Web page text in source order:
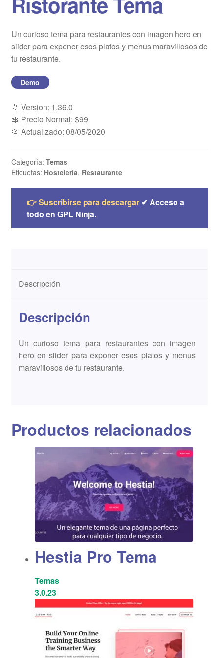
Blog
Mi cuenta
Un curioso tema para restaurantes con imagen hero en
slider para exponer esos platos y menus maravillosos de
tu restaurante.
Demo
📁 Version: 1.36.0
💲 Precio Normal: $99
📂 Actualizado: 08/05/2020
Categoría: Temas
Etiquetas: Hostelería, Restaurante
👉 Suscribirse para descargar✔ Acceso a
todo en GPL Ninja.
Descripción
Descripción
Un curioso tema para restaurantes con imagen
hero en slider para exponer esos platos y menus
maravillosos de tu restaurante.
Productos relacionados
Hestia Pro Tema
Temas
3.0.23